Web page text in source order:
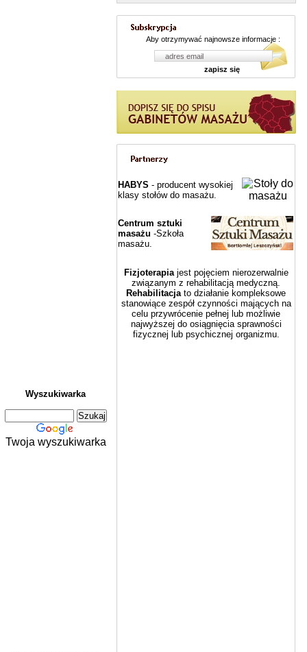
Wyszukiwarka
Twoja wyszukiwarka
Aby otrzymywać najnowsze informacje :
zapisz się
HABYS - producent wysokiej
klasy stołów do masażu.
Centrum sztuki
masażu -Szkoła
masażu.
Fizjoterapiajest pojęciem nierozerwalnie
związanym z rehabilitacją medyczną.
Rehabilitacjato działanie kompleksowe
stanowiące zespół czynności mających na
celu przywrócenie pełnej lub możliwie
najwyższej do osiągnięcia sprawności
fizycznej lub psychicznej organizmu.